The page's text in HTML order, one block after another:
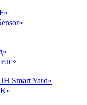
Smart Yard»